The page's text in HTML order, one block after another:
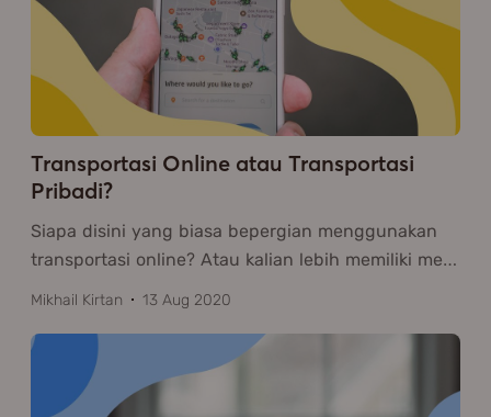
Transportasi Online atau Transportasi
Pribadi?
Siapa disini yang biasa bepergian menggunakan
transportasi online? Atau kalian lebih memiliki me…
Mikhail Kirtan 13 Aug 2020